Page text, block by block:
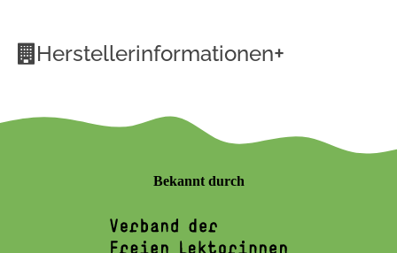
Herstellerinformationen+
Bekannt durch